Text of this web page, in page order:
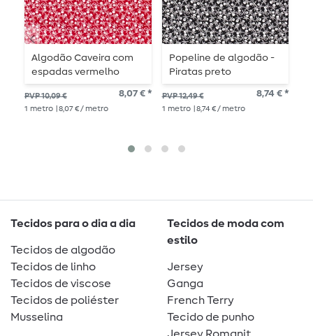
Algodão Caveira com
espadas vermelho
PVP 10,09 € 8,07 € *
1 metro | 8,07 € / metro
Popeline de algodão -
Piratas preto
PVP 12,49 € 8,74 € *
1 metro | 8,74 € / metro
Tecidos para o dia a dia
Tecidos de algodão
Tecidos de linho
Tecidos de viscose
Tecidos de poliéster
Musselina
Tecidos de moda com
estilo
Jersey
Ganga
French Terry
Tecido de punho